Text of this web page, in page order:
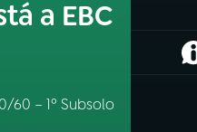
a EBC
60 – 1º Subsolo